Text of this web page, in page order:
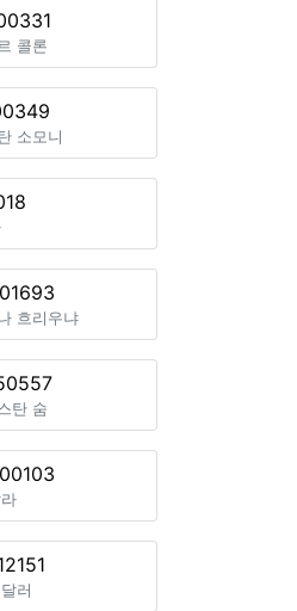
콜론
소모니
흐리우냐
탄 숨
러